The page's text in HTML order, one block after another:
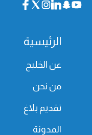
الرئيسية
عن الخليج
من نحن
تقديم بلاغ
المدونة